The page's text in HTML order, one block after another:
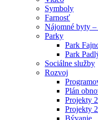
Symboly
Farnosť
Nájomné byty –
Parky
Park
Park
Sociálne služby
Rozvoj
Plán
Projekty
Projekty
Bývanie